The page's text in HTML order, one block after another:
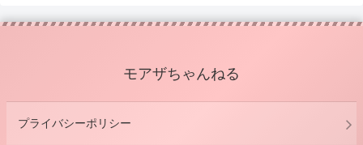
モアザちゃんねる
プライバシーポリシー